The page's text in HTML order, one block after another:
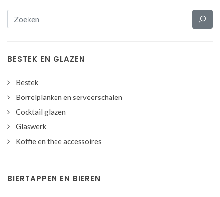
BESTEK EN GLAZEN
Bestek
Borrelplanken en serveerschalen
Cocktail glazen
Glaswerk
Koffie en thee accessoires
BIERTAPPEN EN BIEREN